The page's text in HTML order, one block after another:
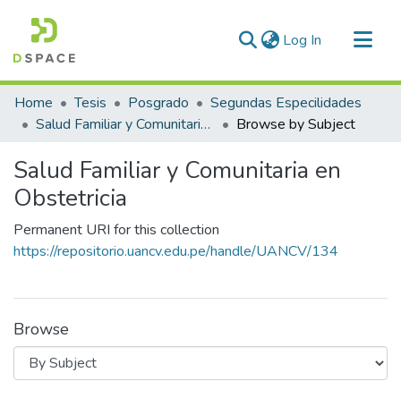
Log In (current)
Communities & Collections
All of DSpace
Home Tesis Posgrado
Segundas Especilidades
Salud Familiar y Comunitaria en Obstetricia
Browse by Subject
Salud Familiar y Comunitaria en
Obstetricia
Permanent URI for this collection
https://repositorio.uancv.edu.pe/handle/UANCV/134
Browse